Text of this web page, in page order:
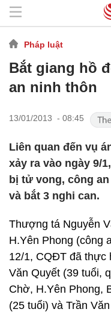
Pháp luật
Bắt giang hồ
an ninh thôn
13/01/2013 - 08:45
Liên quan đến vụ
xảy ra vào ngày 9/
bị tử vong, công
và bắt 3 nghi can.
Thượng tá Nguyễn
H.Yên Phong (công
12/1, CQĐT đã thực
Văn Quyết (39 tuổi,
Chờ, H.Yên Phong,
(25 tuổi) và Trần